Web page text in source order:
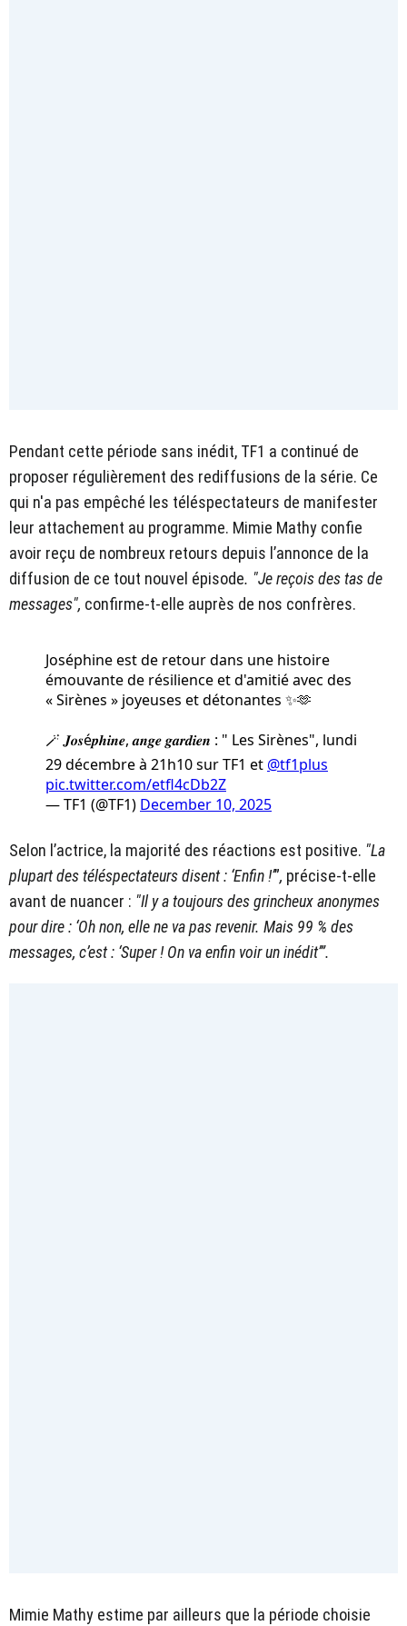
Pendant cette période sans inédit, TF1 a continué de
proposer régulièrement des rediffusions de la série. Ce
qui n'a pas empêché les téléspectateurs de manifester
leur attachement au programme. Mimie Mathy confie
avoir reçu de nombreux retours depuis l’annonce de la
diffusion de ce tout nouvel épisode. "Je reçois des tas de
messages", confirme-t-elle auprès de nos confrères.
Joséphine est de retour dans une histoire
émouvante de résilience et d'amitié avec des
« Sirènes » joyeuses et détonantes ✨🫶
🪄 𝑱𝒐𝒔é𝒑𝒉𝒊𝒏𝒆, 𝒂𝒏𝒈𝒆 𝒈𝒂𝒓𝒅𝒊𝒆𝒏 : " Les Sirènes", lundi
29 décembre à 21h10 sur TF1 et @tf1plus
pic.twitter.com/etfl4cDb2Z
— TF1 (@TF1) December 10, 2025
Selon l’actrice, la majorité des réactions est positive. "La
plupart des téléspectateurs disent : ‘Enfin !’”, précise-t-elle
avant de nuancer : "Il y a toujours des grincheux anonymes
pour dire : ‘Oh non, elle ne va pas revenir. Mais 99 % des
messages, c’est : ‘Super ! On va enfin voir un inédit’”.
Mimie Mathy estime par ailleurs que la période choisie